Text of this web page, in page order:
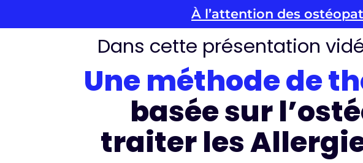
À l’attention des
Dans cette présentation
Une méthode de
basée sur
traiter les